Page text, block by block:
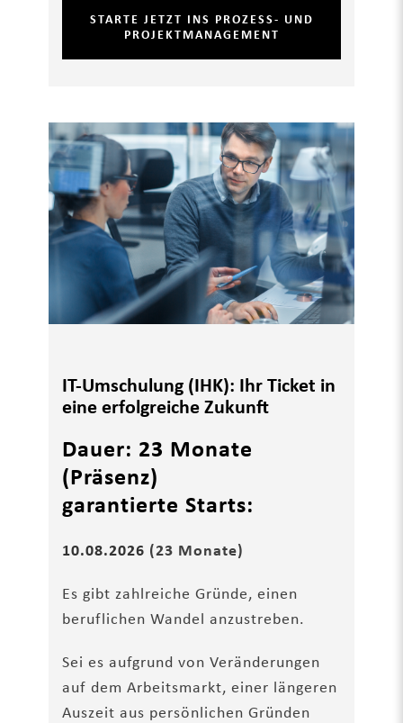
STARTE JETZT INS PROZESS- UND
PROJEKTMANAGEMENT
IT-Umschulung (IHK): Ihr Ticket in
eine erfolgreiche Zukunft
Dauer: 23 Monate
(Präsenz)
garantierte Starts:
10.08.2026 (23 Monate)
Es gibt zahlreiche Gründe, einen
beruflichen Wandel anzustreben.
Sei es aufgrund von Veränderungen
auf dem Arbeitsmarkt, einer längeren
Auszeit aus persönlichen Gründen